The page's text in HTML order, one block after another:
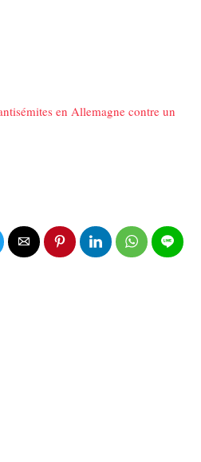
en Allemagne contre un